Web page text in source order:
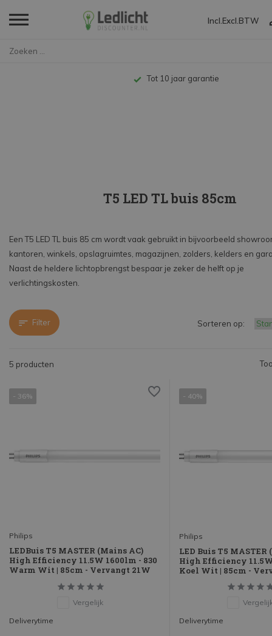
Incl. Excl. BTW
Tot 10 jaar garantie
T5 LED TL buis 85cm
Een T5 LED TL buis 85 cm wordt vaak gebruikt in bijvoorbeeld
kantoren, winkels, opslagruimtes, magazijnen, zolders, kelders en
Naast de heldere lichtopbrengst bespaar je zeker de helft op je
verlichtingskosten.
Filter
5 producten
Sorteren op:
- 36%
Philips
LEDBuis T5 MASTER (Mains AC)
High Efficiency 11.5W 1600lm - 830
Warm Wit | 85cm - Vervangt 21W
Vergelijk
Deliverytime
- 40%
Philips
LED Buis T5 MASTER
High Efficiency
Koel Wit | 85cm -
Deliverytime